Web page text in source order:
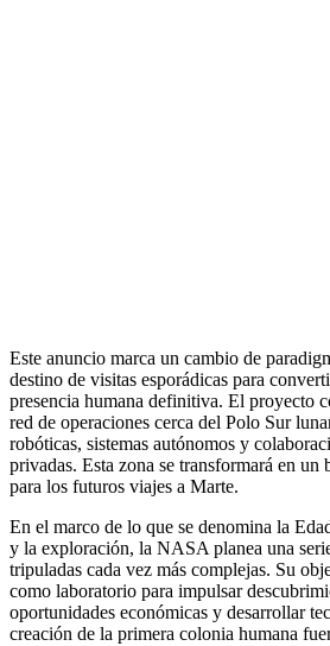
Este anuncio marca un cambio de
destino de visitas esporádicas para
presencia humana definitiva. El proyecto
red de operaciones cerca del Polo Sur
robóticas, sistemas autónomos y
privadas. Esta zona se transformará en un
para los futuros viajes a Marte.
En el marco de lo que se denomina la
y la exploración, la NASA planea una
tripuladas cada vez más complejas. Su
como laboratorio para impulsar
oportunidades económicas y desarrollar
creación de la primera colonia humana